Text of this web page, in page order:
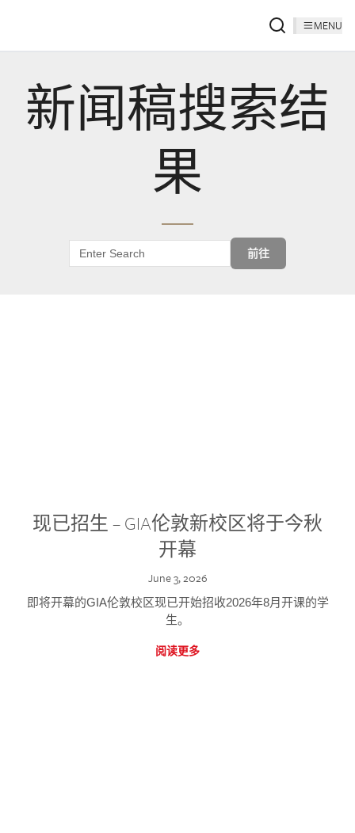
MENU
新闻稿搜索结
果
前往
现已招生 – GIA伦敦新校区将于今秋
开幕
June 3, 2026
即将开幕的GIA伦敦校区现已开始招收2026年8月开课的学
生。
阅读更多